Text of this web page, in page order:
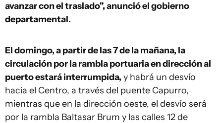
avanzar con el traslado", anunció el gobierno
departamental.
El domingo, a partir de las 7 de la mañana, la
circulación por la rambla portuaria en dirección al
puerto estará interrumpida, y habrá un desvío
hacia el Centro, a través del puente Capurro,
mientras que en la dirección oeste, el desvío será
por la rambla Baltasar Brum y las calles 12 de